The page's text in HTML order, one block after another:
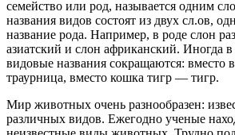
семейство или род, называется одним
названия видов состоят из двух сл.ов,
название рода. Например, в роде слон
азиатский и слон африканский. Иногда в
видовые названия сокращаются: вместо
траурница, вместо кошка тигр — тигр.
Мир животных очень разнообразен:
различных видов. Ежегодно ученые